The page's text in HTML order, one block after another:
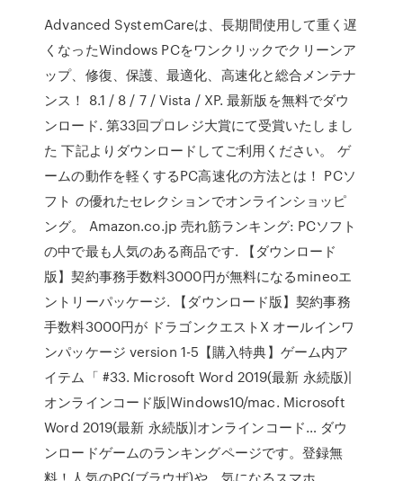
Advanced SystemCareは、長期間使用して重く遅
くなったWindows PCをワンクリックでクリーンア
ップ、修復、保護、最適化、高速化と総合メンテナ
ンス！ 8.1 / 8 / 7 / Vista / XP. 最新版を無料でダウ
ンロード. 第33回プロレジ大賞にて受賞いたしまし
た 下記よりダウンロードしてご利用ください。 ゲ
ームの動作を軽くするPC高速化の方法とは！ PCソ
フト の優れたセレクションでオンラインショッピ
ング。 Amazon.co.jp 売れ筋ランキング: PCソフト
の中で最も人気のある商品です. 【ダウンロード
版】契約事務手数料3000円が無料になるmineoエ
ントリーパッケージ. 【ダウンロード版】契約事務
手数料3000円が ドラゴンクエストX オールインワ
ンパッケージ version 1-5【購入特典】ゲーム内ア
イテム「 #33. Microsoft Word 2019(最新 永続版)|
オンラインコード版|Windows10/mac. Microsoft
Word 2019(最新 永続版)|オンラインコード… ダウ
ンロードゲームのランキングページです。登録無
料！人気のPC(ブラウザ)や、気になるスマホ